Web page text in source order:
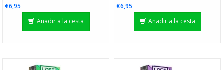
€6,95
Añadir a la cesta
€6,95
Añadir a la cesta